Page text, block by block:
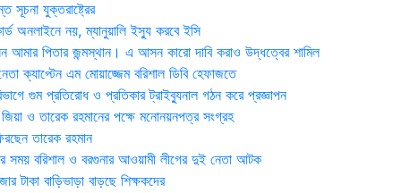
সূচনা যুক্তরাষ্ট্রের
অনলাইনে নয়, ম্যানুয়ালি ইস্যু করবে ইসি
পিতার জন্মস্থান। এ আসন কারো দাবি করাও উদ্ধত্বের শামিল
ক্যাপ্টেন এম মোয়াজ্জেম বরিশাল ডিবি হেফাজতে
গুম প্রতিরোধ ও প্রতিকার ট্রাইব্যুনাল গঠন করে প্রজ্ঞাপন
ও তারেক রহমানের পক্ষে মনোনয়নপত্র সংগ্রহ
তারেক রহমান
সময় ব‌রিশাল ও বরগুনার আওয়ামী লীগের দুই নেতা আটক
টাকা বাড়িভাড়া বাড়ছে শিক্ষকদের